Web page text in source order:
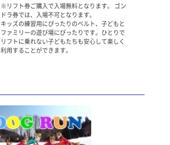
※リフト券ご購入で入場無料となります。 ゴン
ドラ券では、入場不可となります。
キッズの練習用にぴったりのベルト、子どもと
ファミリーの遊び場にぴったりです。ひとりで
リフトに乗れない子どもたちも安心して楽しく
利用することができます。